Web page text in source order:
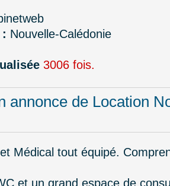
Nouvelle-Calédonie
3006 fois.
annonce de Location
Médical tout équipé.
et un grand espace de